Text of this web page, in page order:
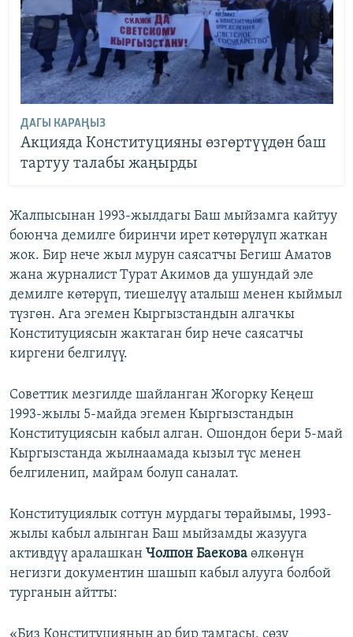
ДАГЫ КАРАҢЫЗ
Акцияда Конституцияны өзгөртүүдөн баш
тартуу талабы жаңырды
Жалпысынан 1993-жылдагы Баш мыйзамга кайтуу
боюнча демилге биринчи ирет көтөрүлүп жаткан
жок. Бир нече жыл мурун саясатчы Бегиш Аматов
жана журналист Турат Акимов да ушундай эле
демилге көтөрүп, тиешелүү аталыш менен кыймыл
түзгөн. Ага эгемен Кыргызстандын алгачкы
Конституциясын жактаган бир нече саясатчы
киргени белгилүү.
Советтик мезгилде шайланган Жогорку Кеңеш
1993-жылы 5-майда эгемен Кыргызстандын
Конституциясын кабыл алган. Ошондон бери 5-май
Кыргызстанда жылнаамада кызыл түс менен
белгиленип, майрам болуп саналат.
Конституциялык соттун мурдагы төрайымы, 1993-
жылы кабыл алынган Баш мыйзамды жазууга
активдүү аралашкан Чолпон Баекова өлкөнүн
негизги документин шашып кабыл алууга болбой
турганын айтты:
«Биз Конституциянын ар бир тамгасы, сөзү